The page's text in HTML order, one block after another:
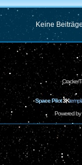
Keine
Space Pilot3K
Powered by